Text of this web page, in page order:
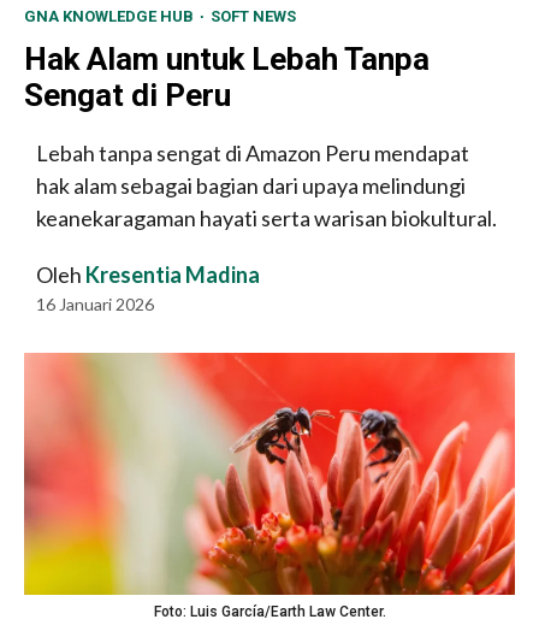
GNA KNOWLEDGE HUB SOFT NEWS
Hak Alam untuk Lebah Tanpa
Sengat di Peru
Lebah tanpa sengat di Amazon Peru mendapat
hak alam sebagai bagian dari upaya melindungi
keanekaragaman hayati serta warisan biokultural.
Oleh Kresentia Madina
16 Januari 2026
Foto: Luis García/Earth Law Center.